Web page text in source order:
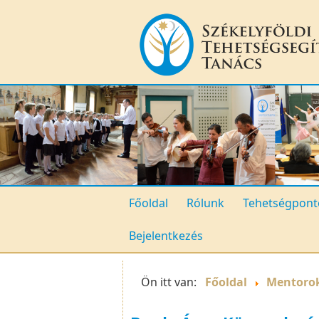
Főoldal Rólunk
Bejelentkezés
Ön itt van: Főoldal